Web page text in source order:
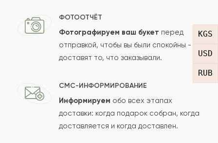
KGS
USD
RUB
Отзыв
Сколько будет
ФОТООТЧЁТ
Фотографируем ваш букет перед
отправкой, чтобы вы были спокойны -
доставят то, что заказывали.
СМС-ИНФОРМИРОВАНИЕ
Информируем обо всех этапах
доставки: когда подарок собран, когда
доставляется и когда доставлен.